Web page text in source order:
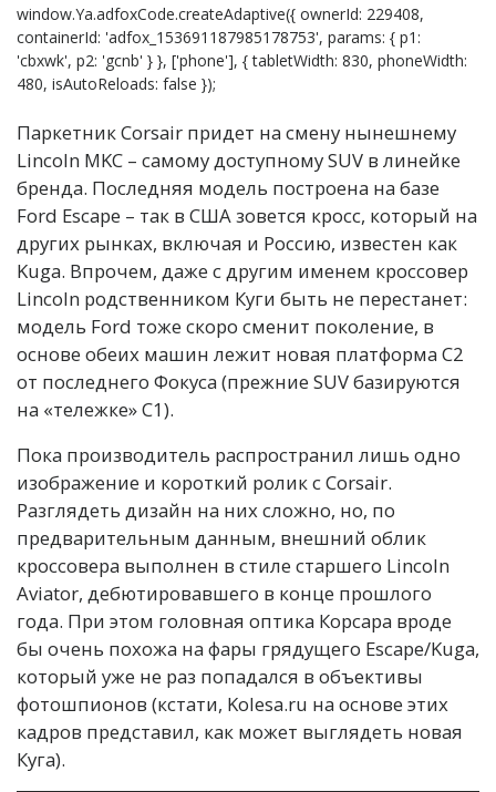
window.Ya.adfoxCode.createAdaptive({ ownerId: 229408,
containerId: 'adfox_153691187985178753', params: { p1:
'cbxwk', p2: 'gcnb' } }, ['phone'], { tabletWidth: 830, phoneWidth:
480, isAutoReloads: false });
Паркетник Corsair придет на смену нынешнему
Lincoln MKC – самому доступному SUV в линейке
бренда. Последняя модель построена на базе
Ford Escape – так в США зовется кросс, который на
других рынках, включая и Россию, известен как
Kuga. Впрочем, даже с другим именем кроссовер
Lincoln родственником Куги быть не перестанет:
модель Ford тоже скоро сменит поколение, в
основе обеих машин лежит новая платформа С2
от последнего Фокуса (прежние SUV базируются
на «тележке» C1).
Пока производитель распространил лишь одно
изображение и короткий ролик с Corsair.
Разглядеть дизайн на них сложно, но, по
предварительным данным, внешний облик
кроссовера выполнен в стиле старшего Lincoln
Aviator, дебютировавшего в конце прошлого
года. При этом головная оптика Корсара вроде
бы очень похожа на фары грядущего Escape/Kuga,
который уже не раз попадался в объективы
фотошпионов (кстати, Kolesa.ru на основе этих
кадров представил, как может выглядеть новая
Куга).